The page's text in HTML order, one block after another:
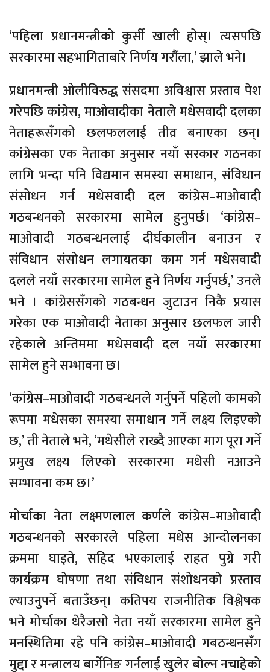
‘पहिला प्रधानमन्त्रीको कुर्सी खाली होस्। त्यसपछि
सरकारमा सहभागिताबारे निर्णय गरौंला,’ झाले भने।
प्रधानमन्त्री ओलीविरुद्ध संसदमा अविश्वास प्रस्ताव पेश
गरेपछि कांग्रेस, माओवादीका नेताले मधेसवादी दलका
नेताहरूसँगको छलफललाई तीव्र बनाएका छन्।
कांग्रेसका एक नेताका अनुसार नयाँ सरकार गठनका
लागि भन्दा पनि विद्यमान समस्या समाधान, संविधान
संसोधन गर्न मधेसवादी दल कांग्रेस–माओवादी
गठबन्धनको सरकारमा सामेल हुनुपर्छ। ‘कांग्रेस–
माओवादी गठबन्धनलाई दीर्घकालीन बनाउन र
संविधान संसोधन लगायतका काम गर्न मधेसवादी
दलले नयाँ सरकारमा सामेल हुने निर्णय गर्नुपर्छ,’ उनले
भने । कांग्रेससँगको गठबन्धन जुटाउन निकै प्रयास
गरेका एक माओवादी नेताका अनुसार छलफल जारी
रहेकाले अन्तिममा मधेसवादी दल नयाँ सरकारमा
सामेल हुने सम्भावना छ।
‘कांग्रेस–माओवादी गठबन्धनले गर्नुपर्ने पहिलो कामको
रूपमा मधेसका समस्या समाधान गर्ने लक्ष्य लिइएको
छ,’ ती नेताले भने, ‘मधेसीले राख्दै आएका माग पूरा गर्ने
प्रमुख लक्ष्य लिएको सरकारमा मधेसी नआउने
सम्भावना कम छ।’
मोर्चाका नेता लक्ष्मणलाल कर्णले कांग्रेस–माओवादी
गठबन्धनको सरकारले पहिला मधेस आन्दोलनका
क्रममा घाइते, सहिद भएकालाई राहत पुग्ने गरी
कार्यक्रम घोषणा तथा संविधान संशोधनको प्रस्ताव
ल्याउनुपर्ने बताउँछन्। कतिपय राजनीतिक विश्लेषक
भने मोर्चाका धेरैजसो नेता नयाँ सरकारमा सामेल हुने
मनस्थितिमा रहे पनि कांग्रेस–माओवादी गबठन्धनसँग
मुद्दा र मन्त्रालय बार्गेनिङ गर्नलाई खुलेर बोल्न नचाहेको